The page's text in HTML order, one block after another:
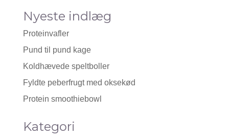
Nyeste indlæg
Proteinvafler
Pund til pund kage
Koldhævede speltboller
Fyldte peberfrugt med oksekød
Protein smoothiebowl
Kategori